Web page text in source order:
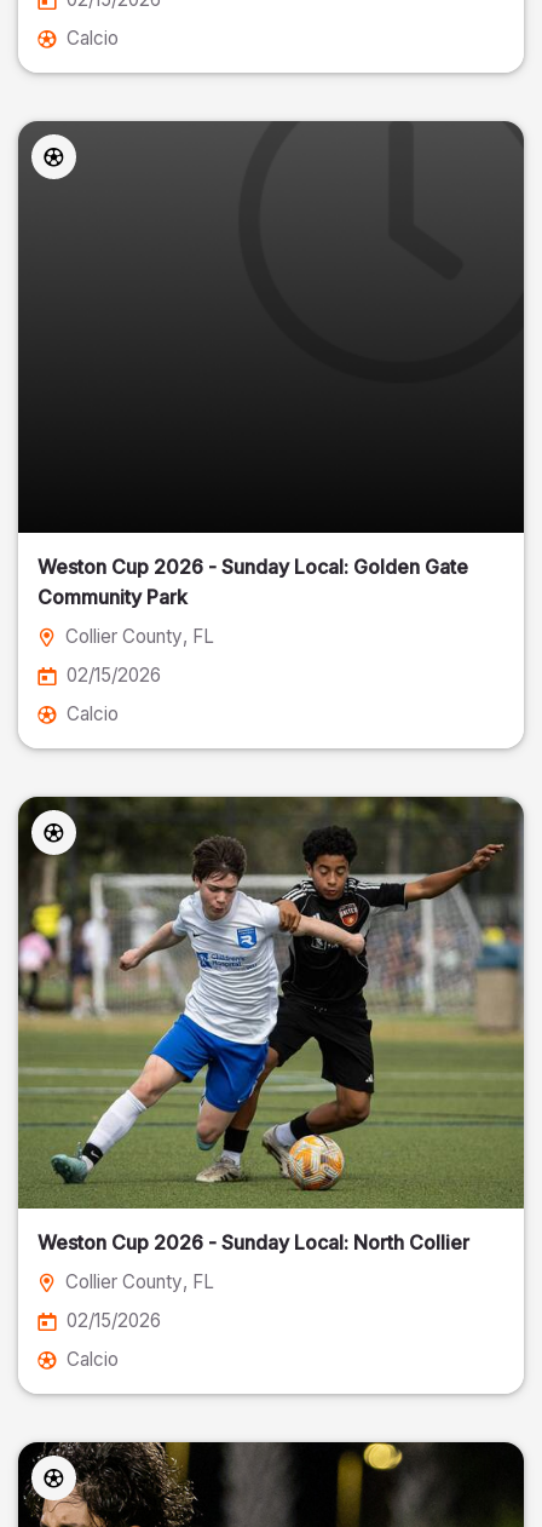
Calcio
Weston Cup 2026 - Sunday Local: Golden Gate
Community Park
Collier County, FL
02/15/2026
Calcio
Weston Cup 2026 - Sunday Local: North Collier
Collier County, FL
02/15/2026
Calcio